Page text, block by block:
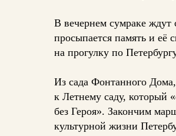
В вечернем сумраке ждут
просыпается память и её
на прогулку по
Из сада Фонтанного
к Летнему саду, который
без Героя». Закончим
культурной жизни